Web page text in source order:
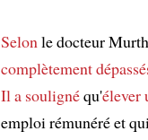
Selonle docteur
complètement
Il a soulignéqu'élever
emploi rémunéré et